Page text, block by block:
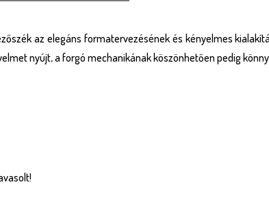
az elegáns formatervezésének és kényelmes
nyújt, a forgó mechanikának köszönhetően pedig